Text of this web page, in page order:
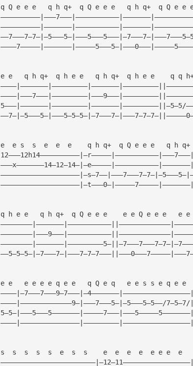
q Q e e e   q h q+  q Q e e e   q h q+  q Q e e
e e   q h q+  q h e e   q h q+  q h e e    q q
5———|———————|—————————|———————|—————————||—5—5/
e  e s  s  e  e  e    q h q+  q Q e e e   q h q+
q h e e   q h q+  q Q e e e    e e Q e e e   e e
e e   e e e e q e e   q Q e q   e e s s e q e
————|—————————————9—|———7———5—|—5———5—5——/7—5—7/
s  s  s  s  s  e  s  s    e  e  e  e  e e e  e